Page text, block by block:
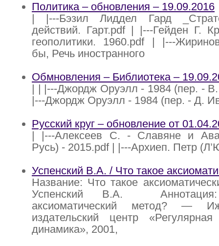
Политика – обновления – 19.09.2016
| |---Бэзил Лиддел Гард
действий. Гарт.pdf | |---Гейден Г.
геополитики. 1960.pdf | |---
бы, Речь иностранного
Обмновления – Библиотека –
| | |---Джордж Оруэлл - 1984 (пер. -
|---Джордж Оруэлл - 1984 (пер. - Д.
Русский круг – обновление от
| |---Алексеев С. - Славяне и
Русь) - 2015.pdf | |---Архиеп. Петр
Успенский В.А. / Что такое
Название: Что такое
Успенский В.А.
аксиоматический метод? —
издательский центр
динамика», 2001,